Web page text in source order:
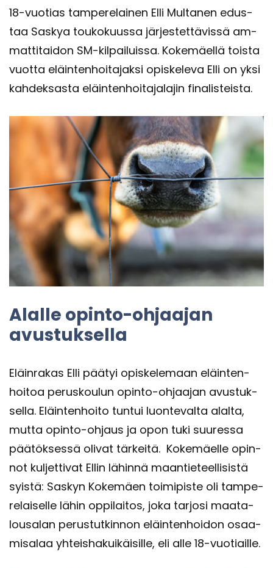
18-​vuotias tam­pe­re­lai­nen Elli Mul­ta­nen edus­
taa Sas­kya tou­ko­kuus­sa jär­jes­tet­tä­vis­sä am­
mat­ti­tai­don SM-​kilpailuissa. Ko­ke­mäel­lä tois­ta
vuot­ta eläin­ten­hoi­ta­jak­si opis­ke­le­va Elli on yksi
kah­dek­sas­ta eläin­ten­hoi­ta­ja­la­jin fi­na­lis­teis­ta.
Alal­le opinto-​ohjaajan
avus­tuk­sel­la
Eläin­ra­kas Elli pää­tyi opis­ke­le­maan eläin­ten­
hoi­toa pe­rus­kou­lun opinto-​ohjaajan avus­tuk­
sel­la. Eläin­ten­hoi­to tun­tui luon­te­val­ta alal­ta,
mutta opinto-​ohjaus ja opon tuki suu­res­sa
pää­tök­ses­sä oli­vat tär­kei­tä. Ko­ke­mäel­le opin­
not kul­jet­ti­vat Ellin lä­hin­nä maan­tie­teel­li­sis­tä
syis­tä: Sas­kyn Ko­ke­mäen toi­mi­pis­te oli tam­pe­
re­lai­sel­le lähin op­pi­lai­tos, joka tar­jo­si maa­ta­
lous­a­lan pe­rus­tut­kin­non eläin­ten­hoi­don osaa­
mi­sa­laa yh­teis­ha­kui­käi­sil­le, eli alle 18-​vuotiaille.